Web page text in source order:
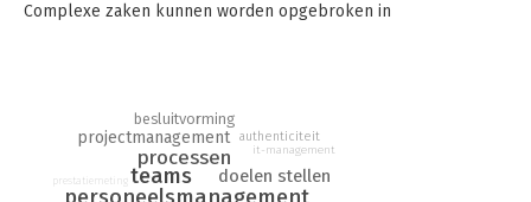
Complexe zaken kunnen worden opgebroken in
Mireille van Beugen het geheim van excellente managers. In 45
concrete regels - zonder moeilijke theorieën of
onbegrijpelijke modellen, maar met talloze herkenbare
anekdotes - beschrijft ze hoe eenvoudig leidinggeven kan zijn.
teams
processen
doelen stellen
projectmanagement
besluitvorming
authenticiteit
it-management
prestatiemeting